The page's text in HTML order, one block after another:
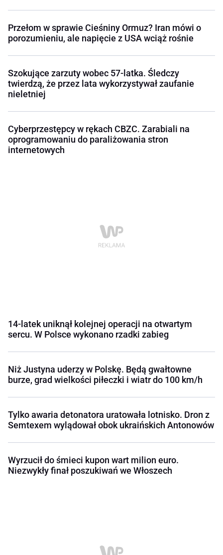
Przełom w sprawie Cieśniny Ormuz? Iran mówi o
porozumieniu, ale napięcie z USA wciąż rośnie
Szokujące zarzuty wobec 57-latka. Śledczy
twierdzą, że przez lata wykorzystywał zaufanie
nieletniej
Cyberprzestępcy w rękach CBZC. Zarabiali na
oprogramowaniu do paraliżowania stron
internetowych
14-latek uniknął kolejnej operacji na otwartym
sercu. W Polsce wykonano rzadki zabieg
Niż Justyna uderzy w Polskę. Będą gwałtowne
burze, grad wielkości piłeczki i wiatr do 100 km/h
Tylko awaria detonatora uratowała lotnisko. Dron z
Semtexem wylądował obok ukraińskich Antonowów
Wyrzucił do śmieci kupon wart milion euro.
Niezwykły finał poszukiwań we Włoszech